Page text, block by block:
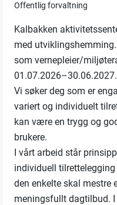
Offentlig forvaltning
Kalbakken
med
som vernepleier/
01.07.2026–30.06.2027.
Vi søker deg som er
variert og individuelt
kan være en trygg og
brukere.
I vårt arbeid står
individuell
den enkelte skal mestre
meningsfullt dagtilbud.